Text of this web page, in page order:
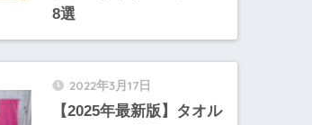
8選
2022年3月17日
【2025年最新版】タオル